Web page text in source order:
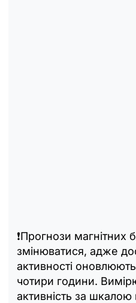
❗️Прогнози
змінюватися, адже
активності
чотири години.
активність за шкалою